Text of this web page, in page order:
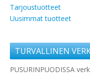
Tarjoustuotteet
Uusimmat tuotteet
TURVALLINEN
PUSURINPUODISSA